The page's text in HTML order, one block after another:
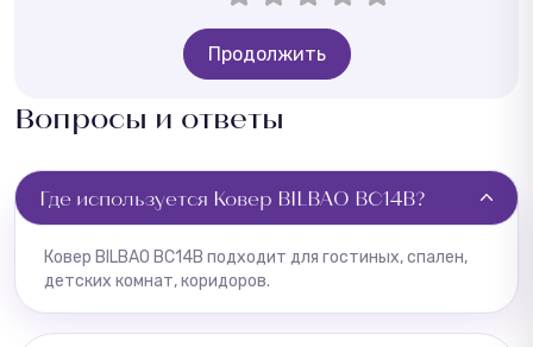
Продолжить
Вопросы и ответы
Где используется Ковер BILBAO BC14B?
Ковер BILBAO BC14B подходит для гостиных, спален,
детских комнат, коридоров.